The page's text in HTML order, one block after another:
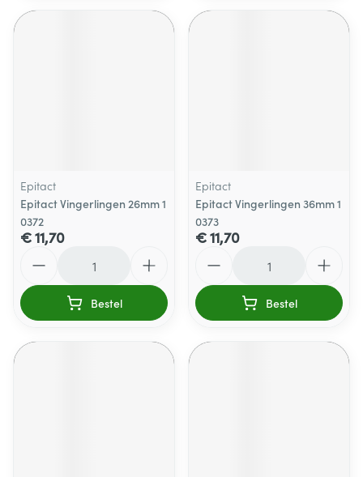
Epitact
Epitact Vingerlingen 26mm 1
0372
€ 11,70
Bestel
Epitact
Epitact Vingerlingen 36mm 1
0373
€ 11,70
Bestel